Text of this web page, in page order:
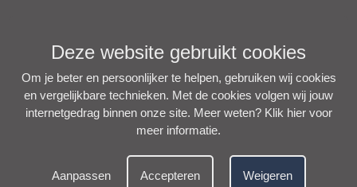
Deze website gebruikt cookies
Om je beter en persoonlijker te helpen, gebruiken wij cookies
en vergelijkbare technieken. Met de cookies volgen wij jouw
internetgedrag binnen onze site. Meer weten? Klik hier voor
meer informatie.
Aanpassen Accepteren Weigeren